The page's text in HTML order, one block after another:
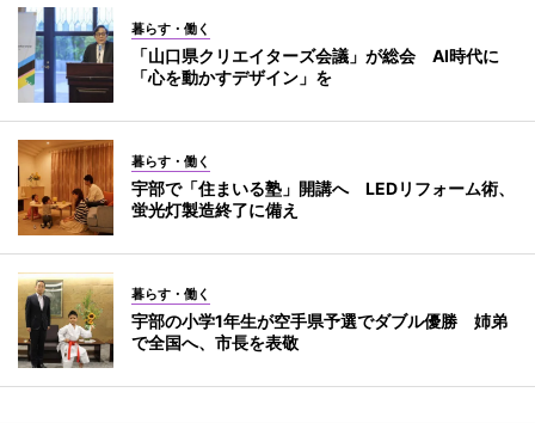
暮らす・働く
「山口県クリエイターズ会議」が総会 AI時代に
「心を動かすデザイン」を
暮らす・働く
宇部で「住まいる塾」開講へ LEDリフォーム術、
蛍光灯製造終了に備え
暮らす・働く
宇部の小学1年生が空手県予選でダブル優勝 姉弟
で全国へ、市長を表敬